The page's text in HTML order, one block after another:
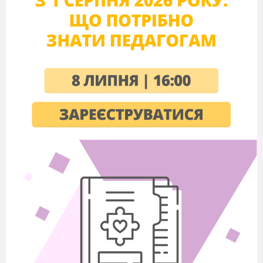
com
2-
F5FVk&feature=youtu.be
(М.К. пропонує батькам і дітям виконати
звуконаслідування. Пісня повторюється ще раз )
Аж тут подув чарівний вітерець і перетворив всіх
нас у горобчиків, які весело стрибають по доріжці. Але
горобчикам треба бути уважними, бо на цю доріжку
може виїхати автомобіль.
Рухлива гра «Пташки та автомобіль»
https ://www.youtube /watch ?
=KtXZ ZMKAr8
діти спочатку імітують рухи птахів, а коли почули